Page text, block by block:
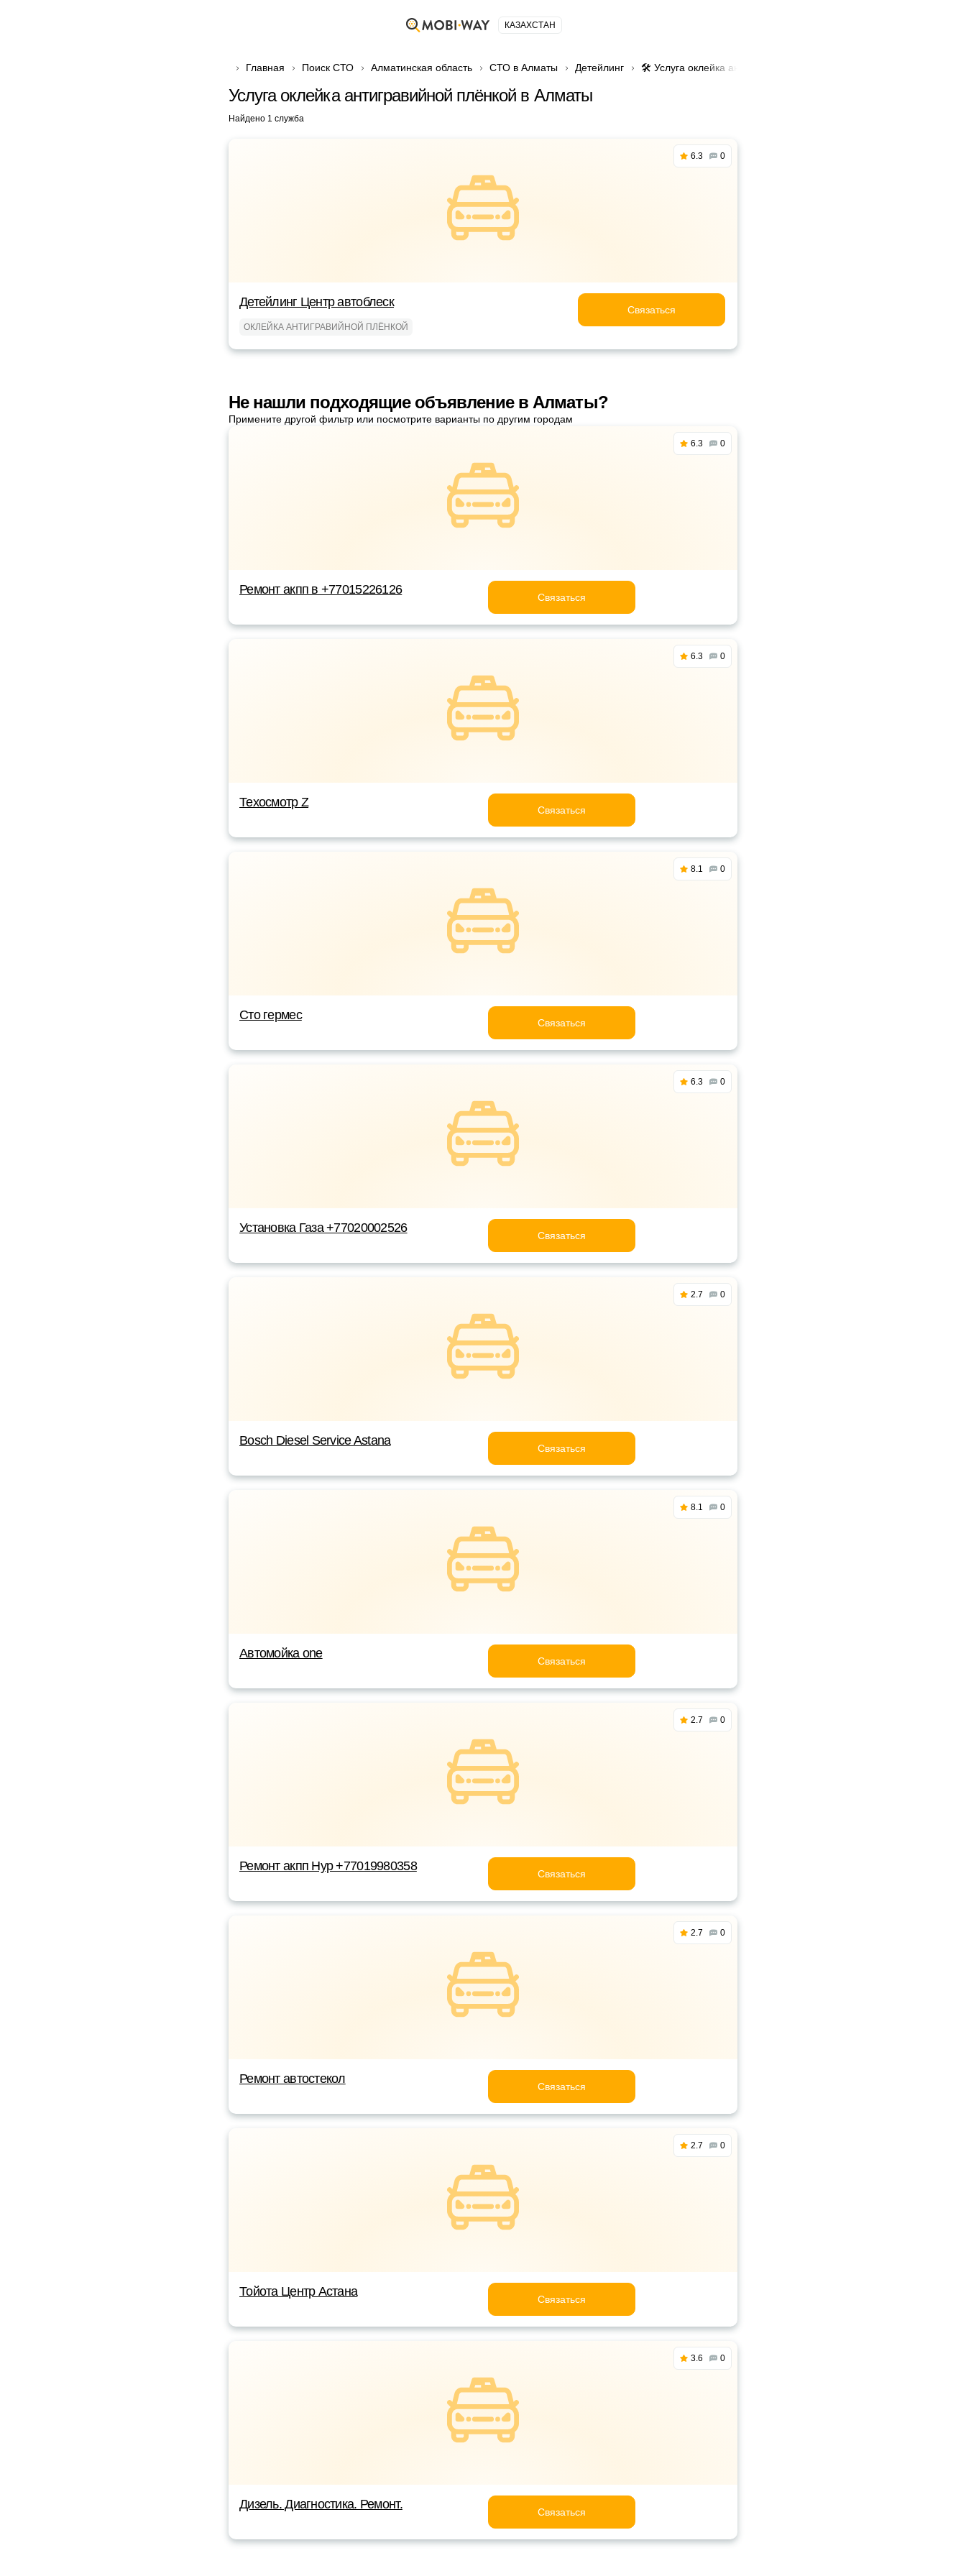
КАЗАХСТАН
Главная Поиск СТО Алматинская область СТО в Алматы Детейлинг 🛠️ Услуга оклейка антигравийной плёнкой в Алматы
Услуга оклейка антигравийной плёнкой в Алматы
Найдено 1 служба
6.3 0
Детейлинг Центр автоблеск
ОКЛЕЙКА АНТИГРАВИЙНОЙ ПЛЁНКОЙ
Связаться
Не нашли подходящие объявление в Алматы?
Примените другой фильтр или посмотрите варианты по другим городам
6.3 0
Ремонт акпп в +77015226126
Связаться
6.3 0
Техосмотр Z
Связаться
8.1 0
Сто гермес
Связаться
6.3 0
Установка Газа +77020002526
Связаться
2.7 0
Bosch Diesel Service Astana
Связаться
8.1 0
Автомойка one
Связаться
2.7 0
Ремонт акпп Нур +77019980358
Связаться
2.7 0
Ремонт автостекол
Связаться
2.7 0
Тойота Центр Астана
Связаться
3.6 0
Дизель. Диагностика. Ремонт.
Связаться